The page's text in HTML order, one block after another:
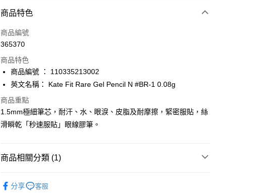
付款方式
信用卡
AlipayHK
PayMe
WeChat Pay
BoC Pay
送貨方式
每筆HK$65.00，滿HK$300.00或以上免運費
商品特色
商品編號
365370
商品特色
商品編號 ： 110335213002
英文名稱： Kate Fit Rare Gel Pencil N #BR-1 0.08g
商品重點
1.5mm極細筆芯，耐汗、水、眼淚、皮脂及耐摩擦，緊密服貼，絲
滑瞬乾「秒速服貼」眼線膠筆。
商品相關分類 (1)
分享
客服